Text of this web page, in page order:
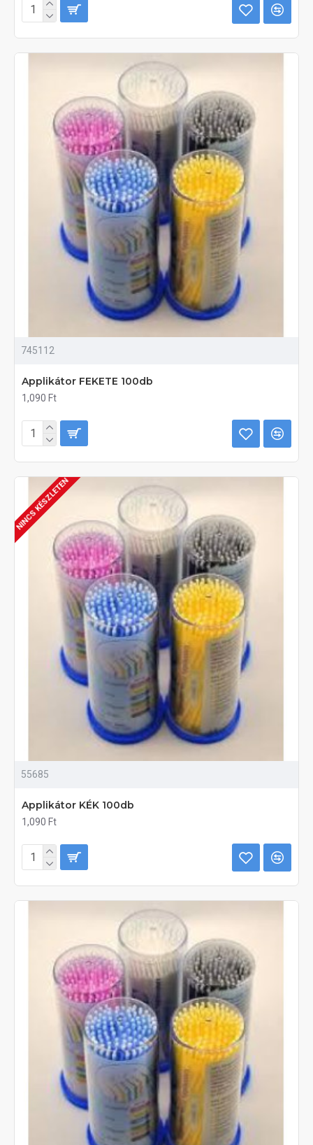
745112
Applikátor FEKETE 100db
1,090 Ft
NINCS KÉSZLETEN
55685
Applikátor KÉK 100db
1,090 Ft